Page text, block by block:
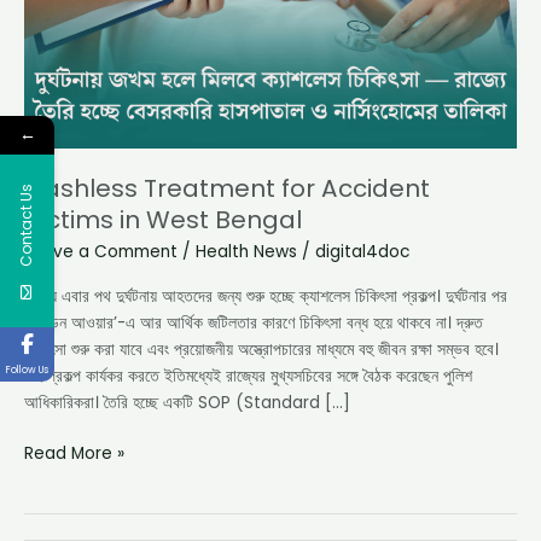
Cashless Treatment for Accident
Victims in West Bengal
Leave a Comment / Health News / digital4doc
রাজ্যে এবার পথ দুর্ঘটনায় আহতদের জন্য শুরু হচ্ছে ক্যাশলেস চিকিৎসা প্রকল্প। দুর্ঘটনার পর
‘গোল্ডেন আওয়ার’-এ আর আর্থিক জটিলতার কারণে চিকিৎসা বন্ধ হয়ে থাকবে না। দ্রুত
চিকিৎসা শুরু করা যাবে এবং প্রয়োজনীয় অস্ত্রোপচারের মাধ্যমে বহু জীবন রক্ষা সম্ভব হবে।
এই প্রকল্প কার্যকর করতে ইতিমধ্যেই রাজ্যের মুখ্যসচিবের সঙ্গে বৈঠক করেছেন পুলিশ
আধিকারিকরা। তৈরি হচ্ছে একটি SOP (Standard […]
West
Bengal
Read More »
←
Contact Us
Follow Us